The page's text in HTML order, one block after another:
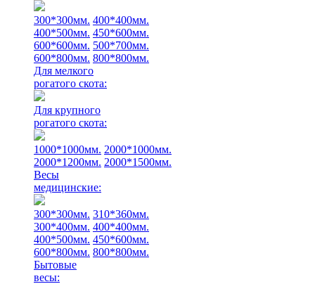
300*300мм. 400*400мм.
400*500мм. 450*600мм.
600*600мм. 500*700мм.
600*800мм. 800*800мм.
Для мелкого
рогатого скота:
Для крупного
рогатого скота:
1000*1000мм. 2000*1000мм.
2000*1200мм. 2000*1500мм.
Весы
медицинские:
300*300мм. 310*360мм.
300*400мм. 400*400мм.
400*500мм. 450*600мм.
600*800мм. 800*800мм.
Бытовые
весы: